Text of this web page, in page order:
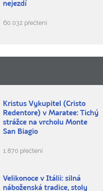
nejezdí
60.032 přečtení
Kristus Vykupitel (Cristo
Redentore) v Maratee: Tichý
strážce na vrcholu Monte
San Biagio
1.870 přečtení
Velikonoce v Itálii: silná
náboženská tradice, stoly